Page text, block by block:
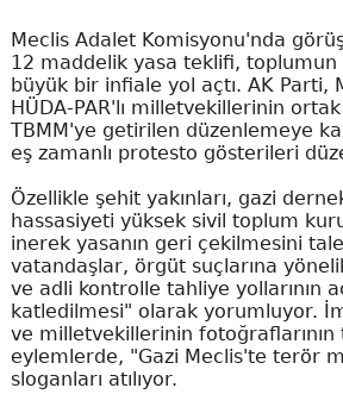
Meclis Adalet Komisyonu'nda
12 maddelik yasa teklifi, toplumun
büyük bir infiale yol açtı. AK Parti,
HÜDA-PAR'lı milletvekillerinin
TBMM'ye getirilen düzenlemeye
eş zamanlı protesto gösterileri
Özellikle şehit yakınları, gazi
hassasiyeti yüksek sivil toplum
inerek yasanın geri çekilmesini
vatandaşlar, örgüt suçlarına
ve adli kontrolle tahliye yollarının
katledilmesi" olarak yorumluyor.
ve milletvekillerinin fotoğraflarının
eylemlerde, "Gazi Meclis'te terör
sloganları atılıyor.